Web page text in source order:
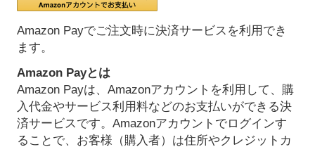
Amazon Payでご注文時に決済サービスを利用でき
ます。
Amazon Payとは
Amazon Payは、Amazonアカウントを利用して、購
入代金やサービス利用料などのお支払いができる決
済サービスです。Amazonアカウントでログインす
ることで、お客様（購入者）は住所やクレジットカ